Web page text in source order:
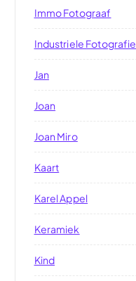
Immo Fotograaf
Industriele Fotografie
Jan
Joan
Joan Miro
Kaart
Karel Appel
Keramiek
Kind